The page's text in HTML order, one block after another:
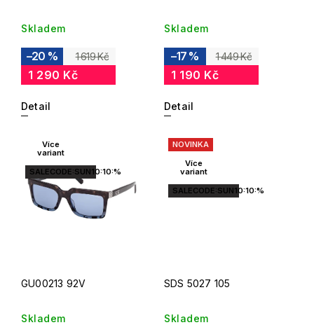
Skladem
1 619 Kč
–20 %
1 290 Kč
Detail
Skladem
1 449 Kč
–17 %
1 190 Kč
Detail
Více
variant
SALECODE:SUN10:10:%
GU00213 92V
Skladem
NOVINKA
Více
variant
SALECODE:SUN10:10:%
SDS 5027 105
Skladem